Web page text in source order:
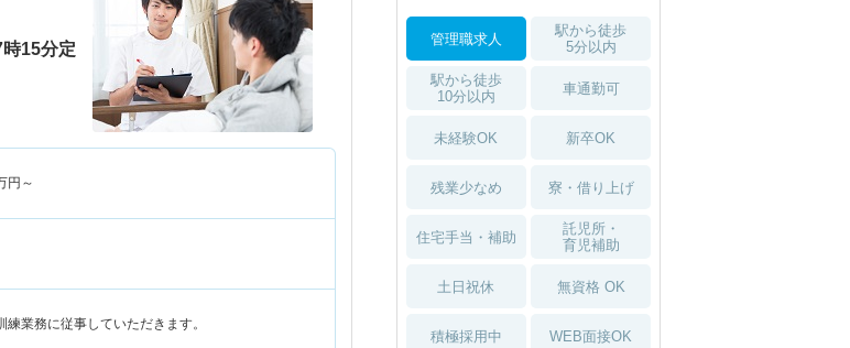
15分定
円～
業務に従事していただきます。
管理職求人
駅から徒歩
5分以内
駅から徒歩
10分以内
車通勤可
未経験OK 新卒OK
残業少なめ 寮・借り上げ
住宅手当・補助
託児所・
育児補助
土日祝休 無資格 OK
積極採用中 WEB面接OK